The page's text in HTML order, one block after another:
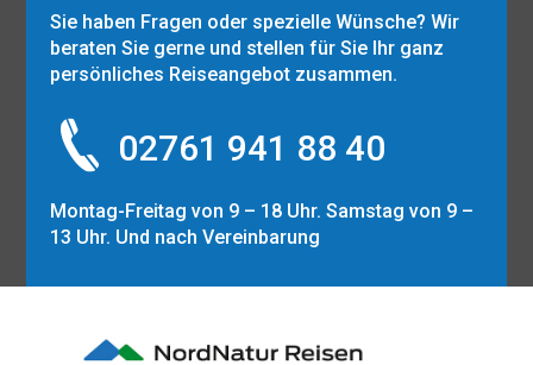
Sie haben Fragen oder spezielle Wünsche? Wir
beraten Sie gerne und stellen für Sie Ihr ganz
persönliches Reiseangebot zusammen.
02761 941 88 40
Montag-Freitag von 9 – 18 Uhr. Samstag von 9 –
13 Uhr. Und nach Vereinbarung